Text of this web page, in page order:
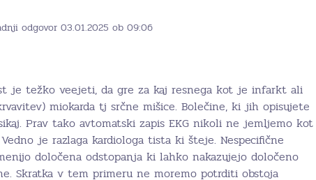
odgovor 03.01.2025 ob 09:06
je težko veejeti, da gre za kaj resnega kot je infarkt ali
miokarda tj srčne mišice. Bolečine, ki jih opisujete
Prav tako avtomatski zapis EKG nikoli ne jemljemo kot
je razlaga kardiologa tista ki šteje. Nespecifične
določena odstopanja ki lahko nakazujejo določeno
Skratka v tem primeru ne moremo potrditi obstoja